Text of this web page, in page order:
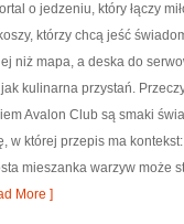
o jedzeniu, który łączy
którzy chcą jeść
niż mapa, a deska do
kulinarna przystań.
Avalon Club są smaki
w której przepis ma
mieszanka warzyw może
More ]